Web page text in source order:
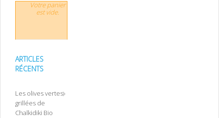
Votre panier
est vide.
ARTICLES
RÉCENTS
Les olives vertes
grillées de
Chalkidiki Bio